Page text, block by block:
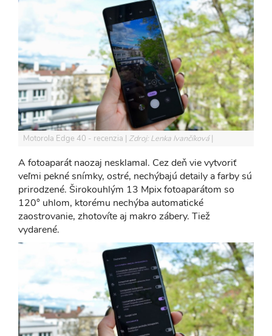
Motorola Edge 40 - recenzia Zdroj: Lenka Ivančíková
A fotoaparát naozaj nesklamal. Cez deň vie vytvoriť
veľmi pekné snímky, ostré, nechýbajú detaily a farby sú
prirodzené. Širokouhlým 13 Mpix fotoaparátom so
120° uhlom, ktorému nechýba automatické
zaostrovanie, zhotovíte aj makro zábery. Tiež
vydarené.